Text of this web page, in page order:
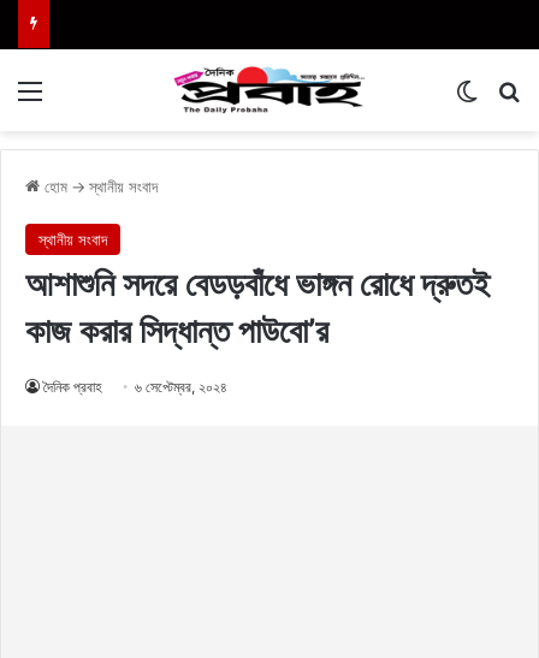
হোম → স্থানীয় সংবাদ
স্থানীয় সংবাদ
আশাশুনি সদরে বেডড়বাঁধে ভাঙ্গন রোধে দ্রুতই
কাজ করার সিদ্ধান্ত পাউবো’র
দৈনিক প্রবাহ ৬ সেপ্টেম্বর, ২০২৪